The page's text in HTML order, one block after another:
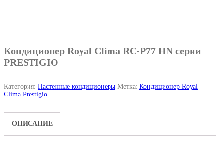
Кондиционер Royal Clima RC-P77 HN серии
PRESTIGIO
Категория: Настенные кондиционеры Метка: Кондиционер Royal
Clima Prestigio
ОПИСАНИЕ